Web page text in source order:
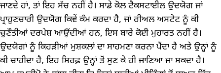
ਜਾਣਦੇ ਹਾਂ, ਤਾਂ ਇਹ ਸੱਚ ਨਹੀਂ ਹੈ। ਸਾਡੇ ਕੋਲ ਟੈਕਸਟਾਈਲ ਉਦਯੋਗ ਜਾਂ
ਪ੍ਰਾਹੁਣਚਾਰੀ ਉਦਯੋਗ ਕਿਵੇਂ ਕੰਮ ਕਰਦਾ ਹੈ, ਜਾਂ ਰੀਅਲ ਅਸਟੇਟ ਨੂੰ ਕੀ
ਚੁਣੌਤੀਆਂ ਦਰਪੇਸ਼ ਆਉਂਦੀਆਂ ਹਨ, ਇਸ ਬਾਰੇ ਕੋਈ ਮੁਹਾਰਤ ਨਹੀਂ ਹੈ।
ਉਦਯੋਗਾਂ ਨੂੰ ਕਿਹੜੀਆਂ ਮੁਸ਼ਕਲਾਂ ਦਾ ਸਾਹਮਣਾ ਕਰਨਾ ਪੈਂਦਾ ਹੈ ਅਤੇ ਉਨ੍ਹਾਂ ਨੂੰ
ਕੀ ਚਾਹੀਦਾ ਹੈ, ਇਹ ਸਿਰਫ਼ ਉਨ੍ਹਾਂ ਤੋਂ ਸੁਣ ਕੇ ਹੀ ਜਾਣਿਆ ਜਾ ਸਕਦਾ ਹੈ।